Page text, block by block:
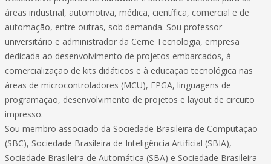
áreas industrial, automotiva, médica, científica, comercial e de
automação, entre outras, sob demanda. Sou professor
universitário e administrador da Cerne Tecnologia, empresa
dedicada ao desenvolvimento de projetos embarcados, à
comercialização de kits didáticos e à educação tecnológica nas
áreas de microcontroladores (MCU), FPGA, linguagens de
programação, desenvolvimento de projetos e layout de circuito
impresso.
Sou membro associado da Sociedade Brasileira de Computação
(SBC), Sociedade Brasileira de Inteligência Artificial (SBIA),
Sociedade Brasileira de Automática (SBA) e Sociedade Brasileira